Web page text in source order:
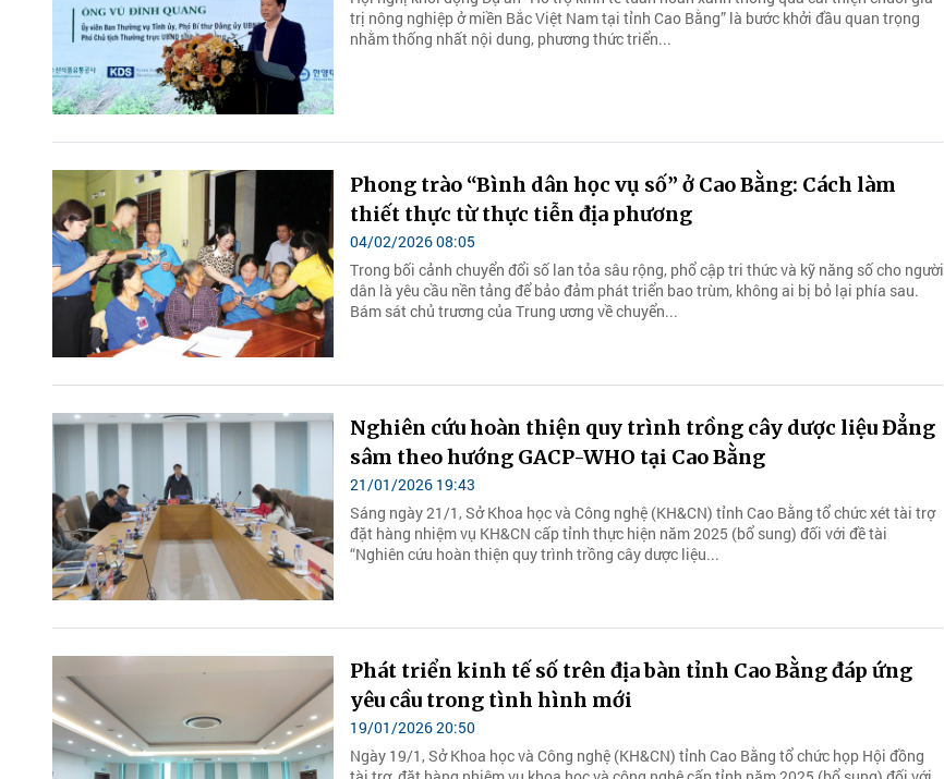
trị nông nghiệp ở miền Bắc Việt Nam tại tỉnh Cao Bằng” là bước khởi đầu quan trọng
nhằm thống nhất nội dung, phương thức triển...
Phong trào “Bình dân học vụ số” ở Cao Bằng: Cách làm
thiết thực từ thực tiễn địa phương
04/02/2026 08:05
Trong bối cảnh chuyển đổi số lan tỏa sâu rộng, phổ cập tri thức và kỹ năng số cho người
dân là yêu cầu nền tảng để bảo đảm phát triển bao trùm, không ai bị bỏ lại phía sau.
Bám sát chủ trương của Trung ương về chuyển...
Nghiên cứu hoàn thiện quy trình trồng cây dược liệu Đẳng
sâm theo hướng GACP-WHO tại Cao Bằng
21/01/2026 19:43
Sáng ngày 21/1, Sở Khoa học và Công nghệ (KH&CN) tỉnh Cao Bằng tổ chức xét tài trợ
đặt hàng nhiệm vụ KH&CN cấp tỉnh thực hiện năm 2025 (bổ sung) đối với đề tài
“Nghiên cứu hoàn thiện quy trình trồng cây dược liệu...
Phát triển kinh tế số trên địa bàn tỉnh Cao Bằng đáp ứng
yêu cầu trong tình hình mới
19/01/2026 20:50
Ngày 19/1, Sở Khoa học và Công nghệ (KH&CN) tỉnh Cao Bằng tổ chức họp Hội đồng